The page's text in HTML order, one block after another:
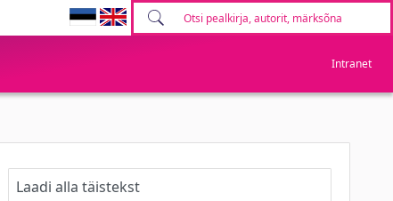
Intranet
Laadi alla täistekst